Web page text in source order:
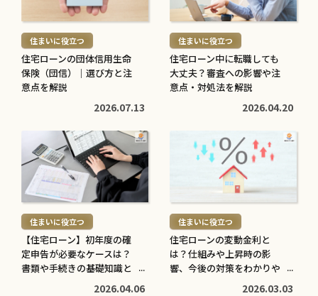
き
を
読
む
>子育てに役立つ
高校生でも口座開設でき
意点をわかりやすく解説
2026.05.12
き
を
読
む
>住まいに役立つ
住宅ローン中に転職しても
2026.04.20
む
> 住まいに役立つ
住宅ローンの団体信用生命
保険（団信）｜選び方と注
意点を解説
2026.07.13
読
む
> 住まいに役立つ
住宅ローン中に転職しても
大丈夫？審査への影響や注
意点・対処法を解説
2026.04.20
き
読
む
> 住まいに役立つ
【住宅ローン】初年度の確
定申告が必要なケースは？
書類や手続きの基礎知識と
2026.04.06
む
> 住まいに役立つ
住宅ローンの変動金利と
は？仕組みや上昇時の影
響、今後の対策をわかりや
2026.03.03